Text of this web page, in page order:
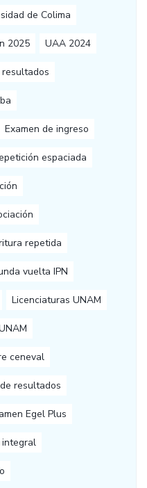
de Colima
2025 UAA 2024
Examen de ingreso
espaciada
repetida
vuelta IPN
Licenciaturas UNAM
ceneval
resultados
Egel Plus
integral